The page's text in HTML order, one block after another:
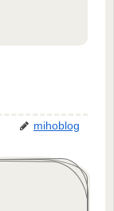
mihoblog